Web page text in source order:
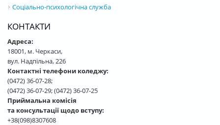
Соціально-психологічна служба
КОНТАКТИ
Адреса:
18001, м. Черкаси,
вул. Надпільна, 226
Контактні телефони коледжу:
(0472) 36-07-28;
(0472) 36-07-29; (0472) 36-07-25
Приймальна комісія
та консультації щодо вступу:
+38(098)8307608